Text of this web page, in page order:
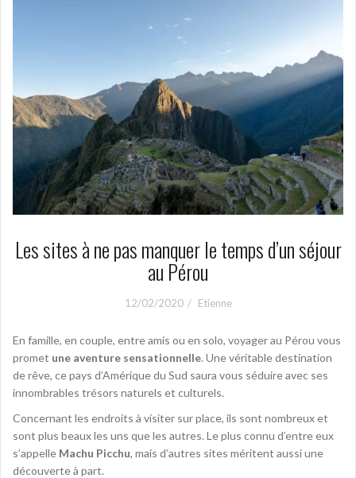
Les sites à ne pas manquer le temps d’un séjour
au Pérou
12/02/2020 Etienne
En famille, en couple, entre amis ou en solo, voyager au Pérou vous
promet une aventure sensationnelle. Une véritable destination
de rêve, ce pays d’Amérique du Sud saura vous séduire avec ses
innombrables trésors naturels et culturels.
Concernant les endroits à visiter sur place, ils sont nombreux et
sont plus beaux les uns que les autres. Le plus connu d’entre eux
s’appelle Machu Picchu, mais d’autres sites méritent aussi une
découverte à part.